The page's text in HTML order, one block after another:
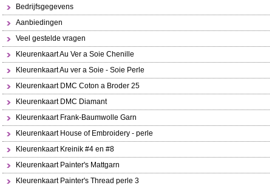
Bedrijfsgegevens
Aanbiedingen
Veel gestelde vragen
Kleurenkaart Au Ver a Soie Chenille
Kleurenkaart Au ver a Soie - Soie Perle
Kleurenkaart DMC Coton a Broder 25
Kleurenkaart DMC Diamant
Kleurenkaart Frank-Baumwolle Garn
Kleurenkaart House of Embroidery - perle
Kleurenkaart Kreinik #4 en #8
Kleurenkaart Painter's Mattgarn
Kleurenkaart Painter's Thread perle 3